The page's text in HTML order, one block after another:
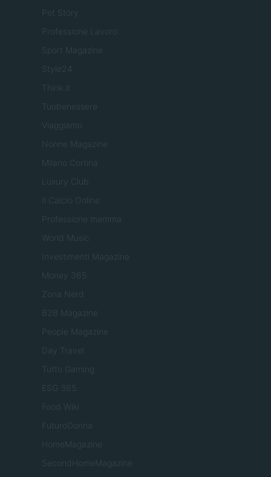
Pet Story
Professione Lavoro
Sport Magazine
Style24
Think.it
Tuobenessere
Viaggiamo
Nonne Magazine
Milano Cortina
Luxury Club
Il Calcio Online
Professione mamma
World Music
Investimenti Magazine
Money 365
Zona Nerd
B2B Magazine
People Magazine
Day Travel
Tutto Gaming
ESG 365
Food Wiki
FuturoDonna
HomeMagazine
SecondHomeMagazine